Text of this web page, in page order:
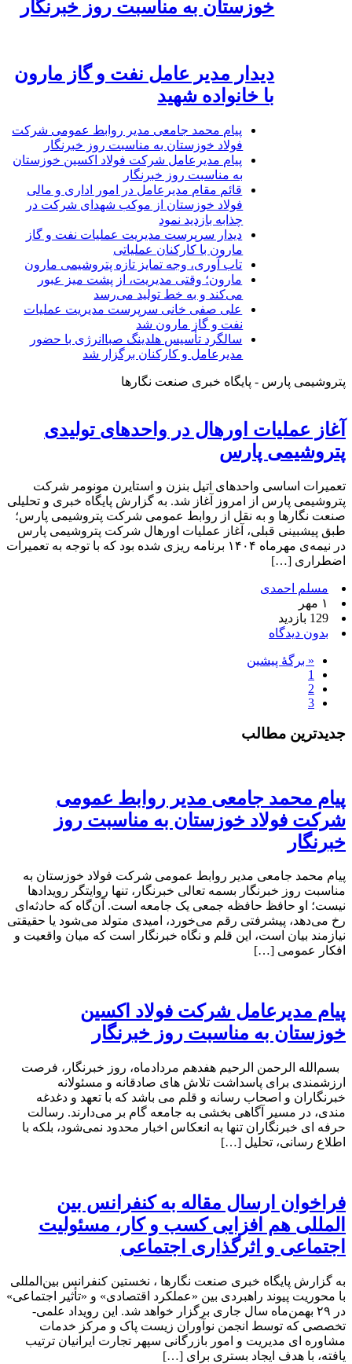
خوزستان به مناسبت روز خبرنگار
دیدار مدیر عامل نفت و گاز مارون
با خانواده شهید
پیام محمد جامعی مدیر روابط عمومی شرکت
فولاد خوزستان به مناسبت روز خبرنگار
پیام مدیرعامل شرکت فولاد اکسین خوزستان
به مناسبت روز خبرنگار
قائم مقام مدیرعامل در امور اداری و مالی
فولاد خوزستان از موکب شهدای شرکت در
چذابه بازدید نمود
دیدار سرپرست مدیریت عملیات نفت و گاز
مارون با کارکنان عملیاتی
تاب آوری، وجه تمایز تازه پتروشیمی مارون
مارون؛ وقتی مدیریت، از پشت میز عبور
می‌کند و به خط تولید می‌رسد
علی صفی خانی سرپرست مدیریت عملیات
نفت و گاز مارون شد
سالگرد تأسیس هلدینگ صباانرژی با حضور
مدیرعامل و کارکنان برگزار شد
پتروشیمی پارس - پایگاه خبری صنعت نگارها
آغاز عملیات اورهال در واحدهای تولیدی
پتروشیمی پارس
تعمیرات اساسی واحدهای اتیل بنزن و استایرن مونومر شرکت
پتروشیمی پارس از امروز آغاز شد. به گزارش پایگاه خبری و تحلیلی
صنعت نگارها و به نقل از روابط عمومی شرکت پتروشیمی پارس؛
طبق پیشبینی قبلی، آغاز عملیات اورهال شرکت پتروشیمی پارس
در نیمه‌ی مهرماه ۱۴۰۴ برنامه ریزی شده بود که با توجه به تعمیرات
اضطراری […]
مسلم احمدی
۱ مهر
129 بازدید
بدون دیدگاه
« برگه‌ٔ پیشین
1
2
3
جدیدترین مطالب
پیام محمد جامعی مدیر روابط عمومی
شرکت فولاد خوزستان به مناسبت روز
خبرنگار
پیام محمد جامعی مدیر روابط عمومی شرکت فولاد خوزستان به
مناسبت روز خبرنگار بسمه تعالی خبرنگار، تنها روایتگر رویدادها
نیست؛ او حافظ حافظه جمعی یک جامعه است. آن‌گاه که حادثه‌ای
رخ می‌دهد، پیشرفتی رقم می‌خورد، امیدی متولد می‌شود یا حقیقتی
نیازمند بیان است، این قلم و نگاه خبرنگار است که میان واقعیت و
افکار عمومی […]
پیام مدیرعامل شرکت فولاد اکسین
خوزستان به مناسبت روز خبرنگار
بسم‌الله الرحمن الرحیم هفدهم مردادماه، روز خبرنگار، فرصت
ارزشمندی برای پاسداشت تلاش‌ های صادقانه و مسئولانه
خبرنگاران و اصحاب رسانه و قلم می باشد که با تعهد و دغدغه‌
مندی، در مسیر آگاهی‌ بخشی به جامعه گام بر می‌دارند. رسالت
حرفه‌ ای خبرنگاران تنها به انعکاس اخبار محدود نمی‌شود، بلکه با
اطلاع رسانی، تحلیل […]
فراخوان ارسال مقاله به کنفرانس بین
المللی هم افزایی کسب و کار، مسئولیت
اجتماعی و اثرگذاری اجتماعی
به گزارش پایگاه خبری صنعت نگارها ، نخستین کنفرانس بین‌المللی
با محوریت پیوند راهبردی بین «عملکرد اقتصادی» و «تأثیر اجتماعی»
در ۲۹ بهمن‌ماه سال جاری برگزار خواهد شد. این رویداد علمی-
تخصصی که توسط انجمن نوآوران زیست پاک و مرکز خدمات
مشاوره ای مدیریت و امور بازرگانی سپهر تجارت ایرانیان ترتیب
یافته، با هدف ایجاد بستری برای […]